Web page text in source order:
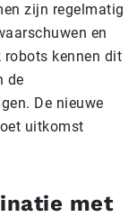
zijn regelmatig
en
robots kennen dit
de
De nieuwe
uitkomst
met